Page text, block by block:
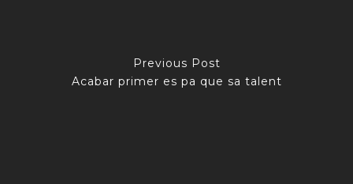
Previous Post
Acabar primer es pa que sa talent